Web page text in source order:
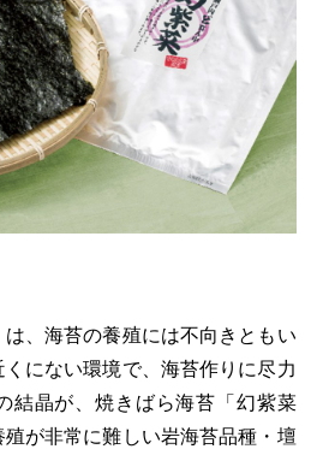
ョコラクッキーズ
のおいしいシリーズ
フレ ふわり～ぬ
の果実 チューハイ
第11回 せとうち
物 第9回 岡山・備後のうめぇもん
第7回 美作市/西粟倉村/奈義町/勝央町
磐市 第5回 津山市/鏡野町/吉備中央町/久米南町/美咲町
第3回 尾道市/福山市/笠岡市/府中市
ふるさとあっ晴れ認定とは デジタルカタログ
地酒列車
ーライフ列車
、海苔の養殖には不向きともい
にない環境で、海苔作りに尽力
結晶が、焼きばら海苔「幻紫菜
殖が非常に難しい岩海苔品種・壇